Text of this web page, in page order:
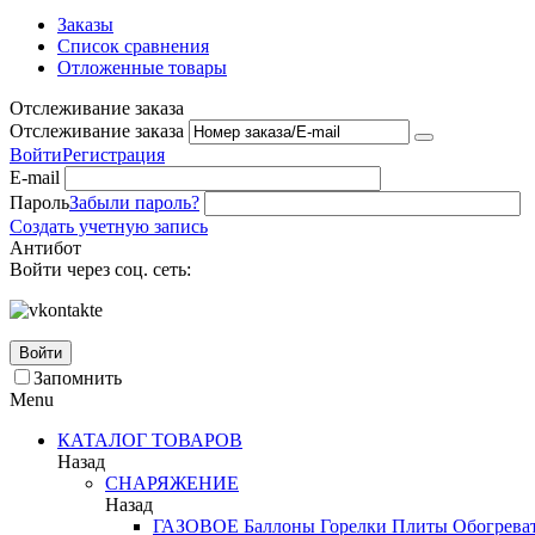
Заказы
Список сравнения
Отложенные товары
Отслеживание заказа
Отслеживание заказа
ВойтиРегистрация
E-mail
ПарольЗабыли пароль?
Создать учетную запись
Антибот
Войти через соц. сеть:
Войти
Запомнить
Menu
КАТАЛОГ ТОВАРОВ
Назад
СНАРЯЖЕНИЕ
Назад
ГАЗОВОЕ Баллоны Горелки Плиты